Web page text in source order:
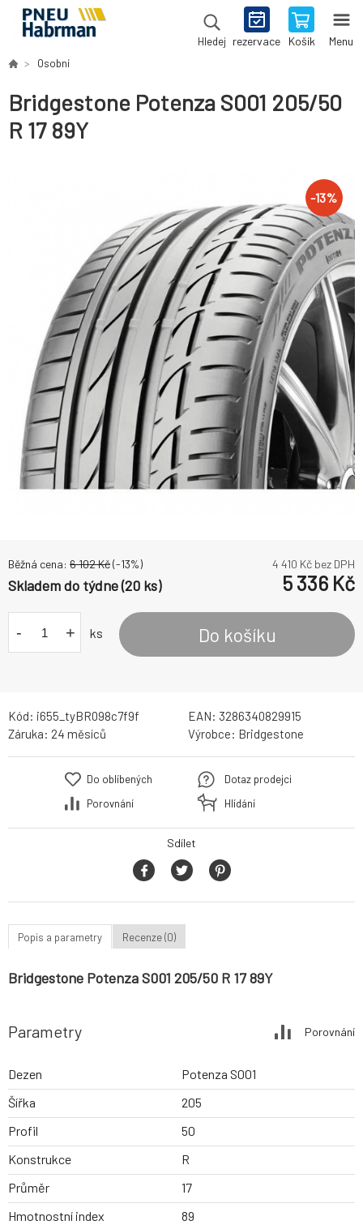
Hledej rezervace Košík Menu
Osobní
Bridgestone Potenza S001 205/50
R 17 89Y
-13%
Běžná cena: 6 102Kč(-13%) 4 410 Kč bez DPH
Skladem do týdne (20 ks) 5 336 Kč
- + ks Do košíku
Kód: i655_tyBR098c7f9f EAN: 3286340829915
Záruka: 24 měsíců Výrobce: Bridgestone
Do oblíbených
Porovnání
Dotaz prodejci
Hlídání
Sdílet
Popis a parametry Recenze (0)
Bridgestone Potenza S001 205/50 R 17 89Y
Parametry Porovnání
Dezen
Potenza S001
Šířka
205
Profil
50
Konstrukce
R
Průměr
17
Hmotnostní index
89